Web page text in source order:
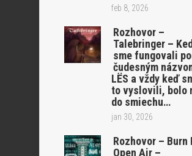
feb 8, 2026
Rozhovor –
Talebringer –
sme fungovali
čudesným
LËS a vždy keď
to vyslovili, bolo
do smiechu…
jan 30, 2026
Rozhovor – Burn
Open Air –